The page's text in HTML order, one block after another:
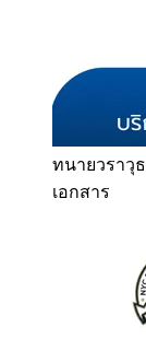
ทนายวราวุธ
เอกสาร